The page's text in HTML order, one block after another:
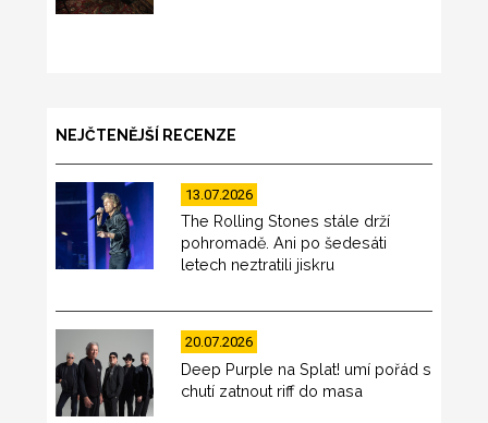
NEJČTENĚJŠÍ RECENZE
13.07.2026
The Rolling Stones stále drží
pohromadě. Ani po šedesáti
letech neztratili jiskru
20.07.2026
Deep Purple na Splat! umí pořád s
chutí zatnout riff do masa